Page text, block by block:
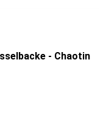
- Chaotin